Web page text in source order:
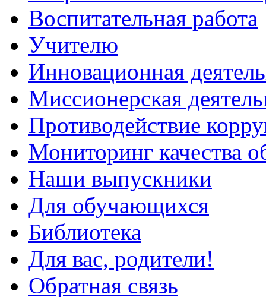
Воспитательная работа
Учителю
Инновационная
Миссионерская
Противодействие
Мониторинг качества
Наши выпускники
Для обучающихся
Библиотека
Для вас, родители!
Обратная связь